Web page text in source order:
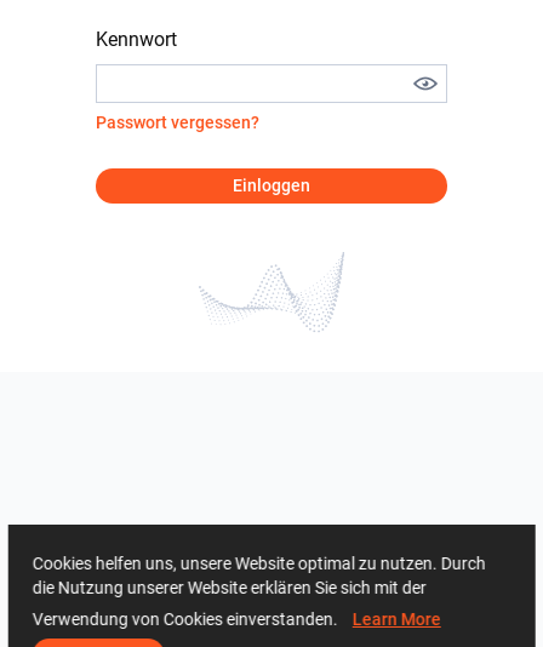
Kennwort
Passwort vergessen?
Einloggen
Cookies helfen uns, unsere Website optimal zu nutzen. Durch
die Nutzung unserer Website erklären Sie sich mit der
Verwendung von Cookies einverstanden. Learn More